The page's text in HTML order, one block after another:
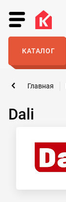
КАТАЛОГ
Dali
Главная